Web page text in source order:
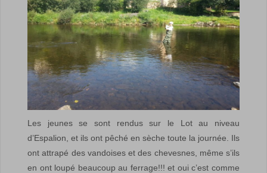
Les jeunes se sont rendus sur le Lot au niveau
d’Espalion, et ils ont pêché en sèche toute la journée. Ils
ont attrapé des vandoises et des chevesnes, même s’ils
en ont loupé beaucoup au ferrage!!! et oui c’est comme